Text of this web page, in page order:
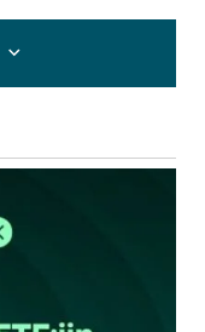
kirjautua